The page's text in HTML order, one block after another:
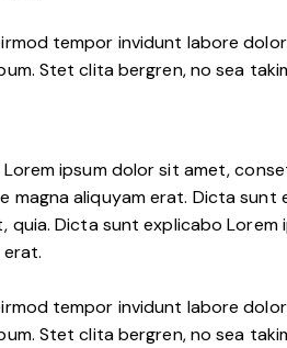
tempor invidunt labore
Stet clita bergren, no sea
ipsum dolor sit amet,
aliquyam erat. Dicta sunt
Dicta sunt explicabo Lorem
tempor invidunt labore
Stet clita bergren, no sea